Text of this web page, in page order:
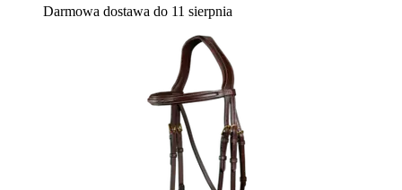
Darmowa dostawa do 11 sierpnia